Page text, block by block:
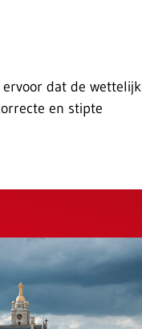
ervoor dat de wettelijk
en stipte